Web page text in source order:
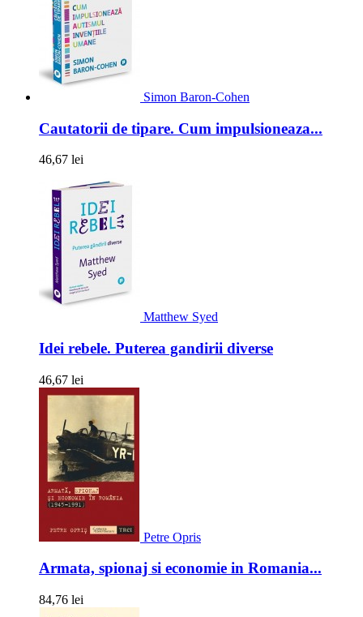
Simon Baron-Cohen
Cautatorii de tipare. Cum impulsioneaza...
46,67 lei
Matthew Syed
Idei rebele. Puterea gandirii diverse
46,67 lei
Petre Opris
Armata, spionaj si economie in Romania...
84,76 lei